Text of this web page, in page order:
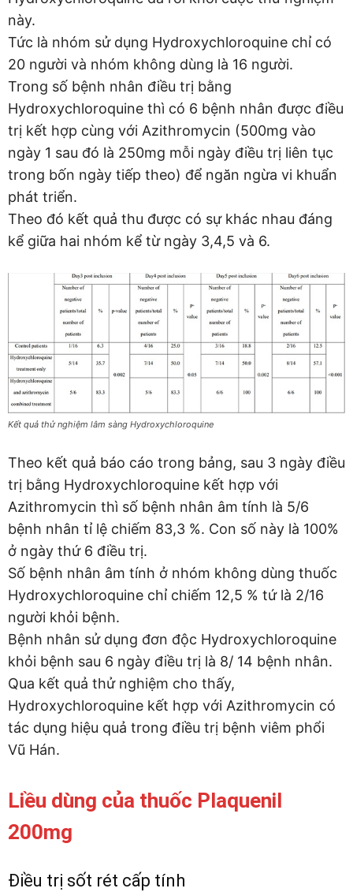
này.
Tức là nhóm sử dụng Hydroxychloroquine chỉ có
20 người và nhóm không dùng là 16 người.
Trong số bệnh nhân điều trị bằng
Hydroxychloroquine thì có 6 bệnh nhân được điều
trị kết hợp cùng với Azithromycin (500mg vào
ngày 1 sau đó là 250mg mỗi ngày điều trị liên tục
trong bốn ngày tiếp theo) để ngăn ngừa vi khuẩn
phát triển.
Theo đó kết quả thu được có sự khác nhau đáng
kể giữa hai nhóm kể từ ngày 3,4,5 và 6.
Kết quả thử nghiệm lâm sàng Hydroxychloroquine
Theo kết quả báo cáo trong bảng, sau 3 ngày điều
trị bằng Hydroxychloroquine kết hợp với
Azithromycin thì số bệnh nhân âm tính là 5/6
bệnh nhân tỉ lệ chiếm 83,3 %. Con số này là 100%
ở ngày thứ 6 điều trị.
Số bệnh nhân âm tính ở nhóm không dùng thuốc
Hydroxychloroquine chỉ chiếm 12,5 % tứ là 2/16
người khỏi bệnh.
Bệnh nhân sử dụng đơn độc Hydroxychloroquine
khỏi bệnh sau 6 ngày điều trị là 8/ 14 bệnh nhân.
Qua kết quả thử nghiệm cho thấy,
Hydroxychloroquine kết hợp với Azithromycin có
tác dụng hiệu quả trong điều trị bệnh viêm phổi
Vũ Hán.
Liều dùng của thuốc Plaquenil
200mg
Điều trị sốt rét cấp tính